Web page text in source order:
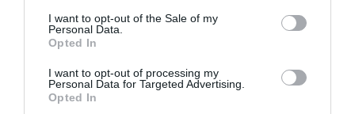
I want to opt-out of the Sale of my
Personal Data.
Opted In
I want to opt-out of processing my
Personal Data for Targeted Advertising.
Opted In
@John
Ce n’est pas ma vie mais une simple
analyse et c’est la vie des passagers non